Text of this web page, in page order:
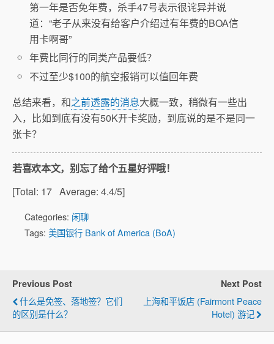
第一年是否免年费，杀手47号表示很诧异并说
道：“老子从来没有给客户介绍过有年费的BOA信
用卡啊哥”
年费比同行的同类产品要低？
不过至少$100的航空报销可以值回年费
总结来看，和之前透露的消息大概一致，稍微有一些出
入，比如到底有没有50K开卡奖励，到底说的是不是同一
张卡？
若喜欢本文，别忘了给个五星好评哦！
[Total: 17 Average: 4.4/5]
Categories: 闲聊
Tags: 美国银行 Bank of America (BoA)
Previous Post
什么是免签、落地签？它们
的区别是什么？
Next Post
上海和平饭店 (Fairmont Peace
Hotel) 游记